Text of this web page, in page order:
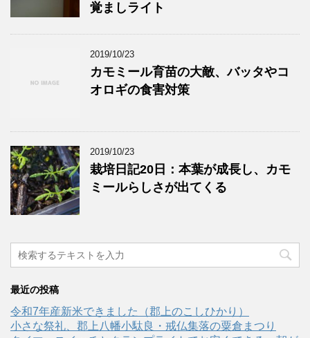
覚ましライト
2019/10/23
カモミール育苗の大敵、バッタやコ
オロギの食害対策
2019/10/23
栽培日記20日：本葉が成長し、カモ
ミールらしさが出てくる
最近の投稿
令和7年産新米できました（郡上のこしひかり）
小さな祭礼、郡上八幡小駄良・戒仏集落の粟倉まつり